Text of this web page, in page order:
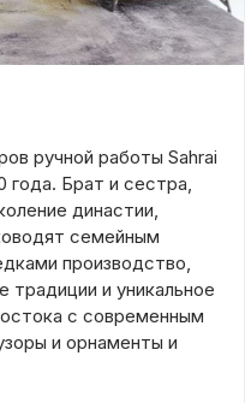
ручной работы Sahrai
года. Брат и сестра,
династии,
семейным
производство,
традиции и уникальное
с современным
и орнаменты и